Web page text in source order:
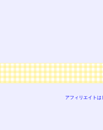
アフィリエイトは